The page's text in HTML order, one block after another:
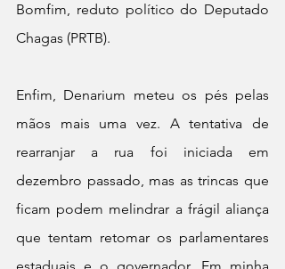
Bomfim, reduto político do Deputado
Chagas (PRTB).
Enfim, Denarium meteu os pés pelas
mãos mais uma vez. A tentativa de
rearranjar a rua foi iniciada em
dezembro passado, mas as trincas que
ficam podem melindrar a frágil aliança
que tentam retomar os parlamentares